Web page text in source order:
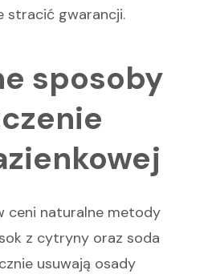
stracić gwarancji.
sposoby
ceni naturalne metody
z cytryny oraz soda
usuwają osady